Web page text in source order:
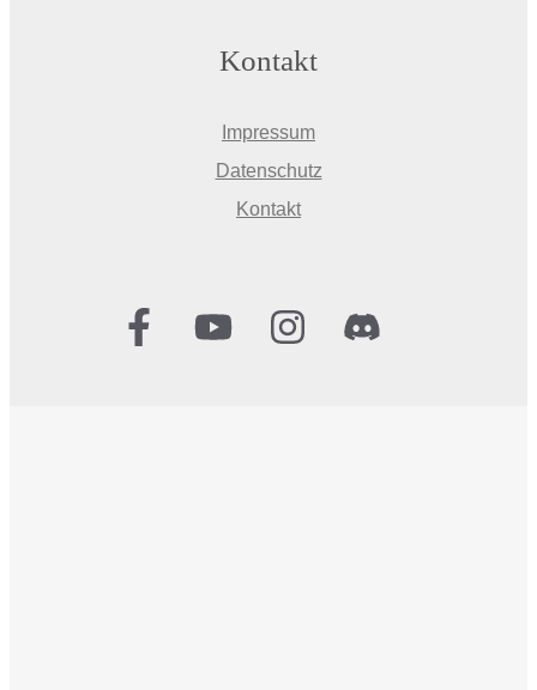
Kontakt
Impressum
Datenschutz
Kontakt